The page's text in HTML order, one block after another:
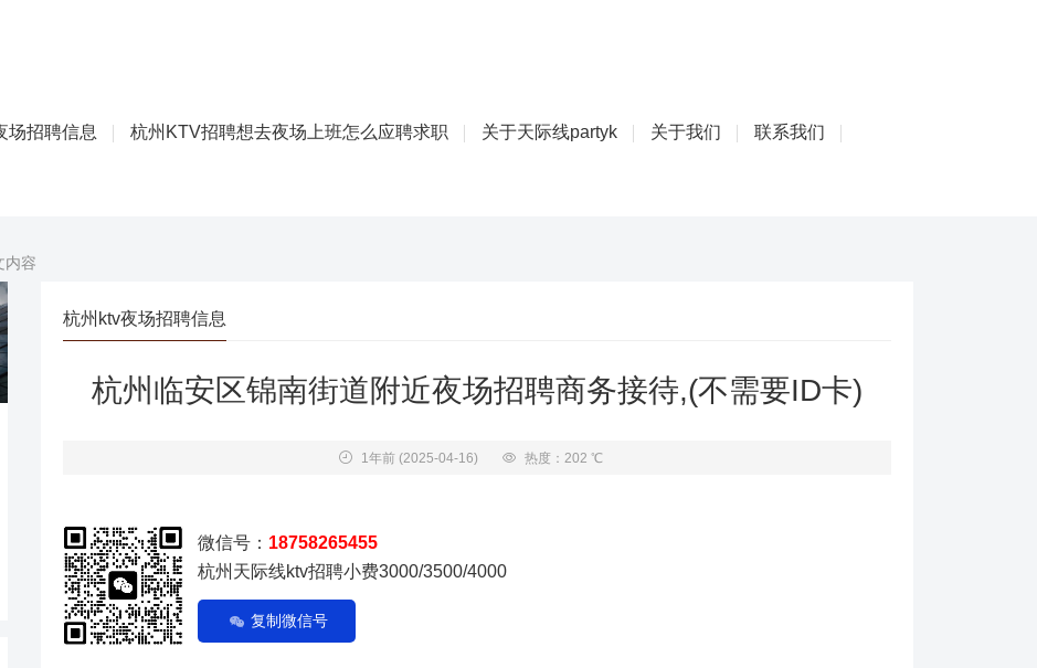
场招聘信息 杭州KTV招聘想去夜场上班怎么应聘求职 关于天际线partyk 关于我们 联系我们
内容
杭州ktv夜场招聘信息
杭州临安区锦南街道附近夜场招聘商务接待,(不需要ID卡)
1年前(2025-04-16) 热度：202 ℃
微信号： 18758265455
杭州天际线ktv招聘小费3000/3500/4000
复制微信号